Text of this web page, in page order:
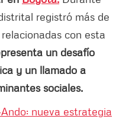
registró más de
con esta
un desafío
y un llamado a
sociales.
nueva estrategia